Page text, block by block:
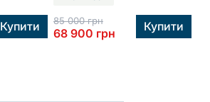
Купити 85 000грн
68 900 грн Купити